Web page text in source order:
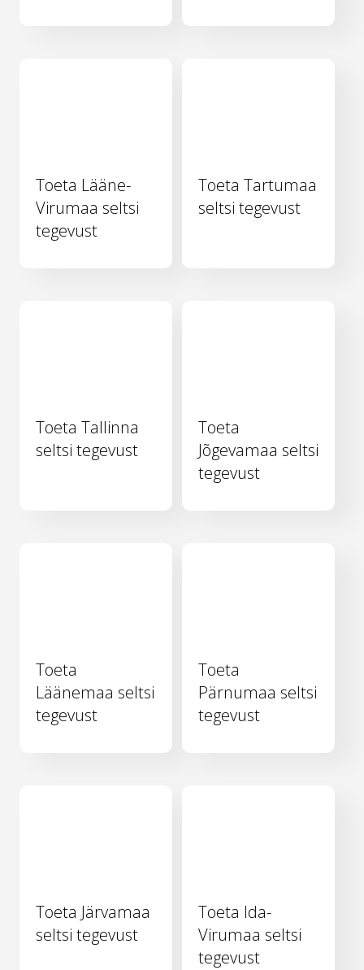
Toeta Lääne-
Virumaa seltsi
tegevust
Toeta Tartumaa
seltsi tegevust
Toeta Tallinna
seltsi tegevust
Toeta
Jõgevamaa seltsi
tegevust
Toeta
Läänemaa seltsi
tegevust
Toeta
Pärnumaa seltsi
tegevust
Toeta Järvamaa
seltsi tegevust
Toeta Ida-
Virumaa seltsi
tegevust